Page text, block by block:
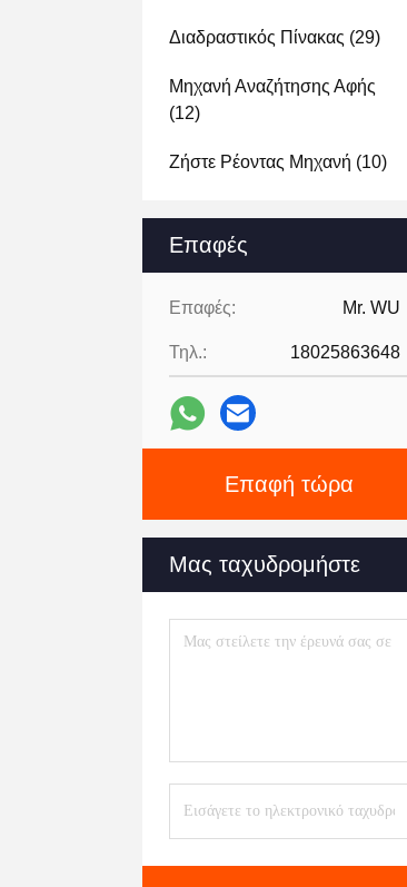
Διαδραστικός Πίνακας (29)
Μηχανή Αναζήτησης Αφής
(12)
Ζήστε Ρέοντας Μηχανή (10)
Επαφές
Επαφές: Mr. WU
Τηλ.: 18025863648
Επαφή τώρα
Μας ταχυδρομήστε